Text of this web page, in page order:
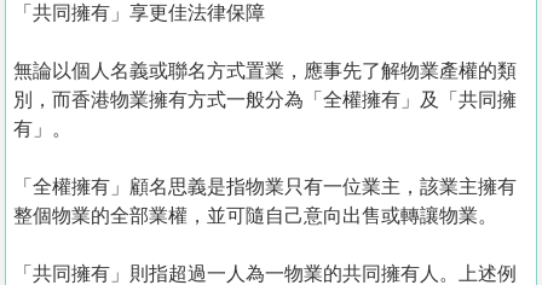
們
「共同擁有」享更佳法律保障
無論以個人名義或聯名方式置業，應事先了解物業產權的類
別，而香港物業擁有方式一般分為「全權擁有」及「共同擁
有」。
「全權擁有」顧名思義是指物業只有一位業主，該業主擁有
整個物業的全部業權，並可隨自己意向出售或轉讓物業。
「共同擁有」則指超過一人為一物業的共同擁有人。上述例